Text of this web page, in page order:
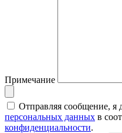
Примечание
Отправляя сообщение, я
персональных данных в
конфиденциальности.